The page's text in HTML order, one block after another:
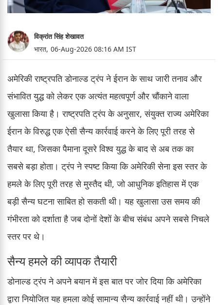
विक्रांत सिंह शेखावत
भारत, 06-Aug-2026 08:16 AM IST
अमेरिकी राष्ट्रपति डोनाल्ड ट्रंप ने ईरान के साथ जारी तनाव और
संभावित युद्ध को लेकर एक अत्यंत महत्वपूर्ण और चौंकाने वाला
खुलासा किया है। राष्ट्रपति ट्रंप के अनुसार, संयुक्त राज्य अमेरिका
ईरान के विरुद्ध एक ऐसी सैन्य कार्रवाई करने के लिए पूरी तरह से
तैयार था, जिसका पैमाना दूसरे विश्व युद्ध के बाद से अब तक का
सबसे बड़ा होता। ट्रंप ने स्पष्ट किया कि अमेरिकी सेना इस स्तर के
हमले के लिए पूरी तरह से मुस्तैद थी, जो आधुनिक इतिहास में एक
बड़ी सैन्य घटना साबित हो सकती थी। यह खुलासा उस समय की
गंभीरता को दर्शाता है जब दोनों देशों के बीच संबंध अपने सबसे निचले
स्तर पर थे।
सैन्य हमले की व्यापक तैयारी
डोनाल्ड ट्रंप ने अपने बयान में इस बात पर जोर दिया कि अमेरिका
द्वारा नियोजित यह हमला कोई सामान्य सैन्य कार्रवाई नहीं थी। उन्होंने